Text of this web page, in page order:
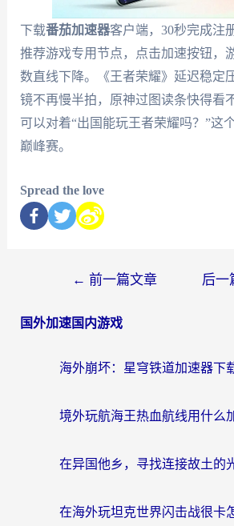
下载番茄加速器客户端，30秒完成注
推荐游戏专用节点，点击加速按钮，
数直线下降。《王者荣耀》延迟稳定
镜不再慢半拍，原神过图读条快得看
可以对着“出国能玩王者荣耀吗？”这
巅峰赛。
Spread the love
← 前一篇文章 后一
国外加速国内游戏